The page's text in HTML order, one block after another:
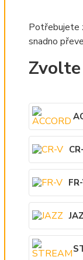
Potřebujete
snadno